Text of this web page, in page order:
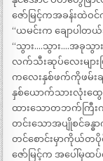
ဇော်မြင့်ကအခန်းထဲဝ
“ယမင်းက ချောပါတ
“သွား….သွား….အခုသွ
လက်သီးဆုပ်လေးမျာ
ကလေးနှစ်ဖက်ကိုဖမ်းခ
နှစ်ယောက်သားလုံးထွေ
ထားသောတဘက်ကြီးက
တင်းသောအပျိုစင်ခ
တင်စောင်းမှာကိုယ်တပို
ဇော်မြင့်က အပေါ်မှထ